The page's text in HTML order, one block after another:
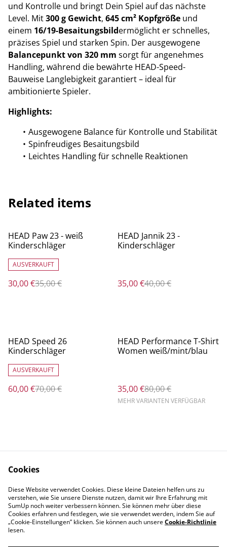
und Kontrolle und bringt Dein Spiel auf das nächste
Level. Mit300 g Gewicht, 645 cm² Kopfgröße und
einem 16/19-Besaitungsbildermöglicht er schnelles,
präzises Spiel und starken Spin. Der ausgewogene
Balancepunkt von 320 mm sorgt für angenehmes
Handling, während die bewährte HEAD-Speed-
Bauweise Langlebigkeit garantiert – ideal für
ambitionierte Spieler.
Highlights:
Ausgewogene Balance für Kontrolle und Stabilität
Spinfreudiges Besaitungsbild
Leichtes Handling für schnelle Reaktionen
Related items
%
HEAD Paw 23 - weiß
Kinderschläger
AUSVERKAUFT
30,00 €35,00 €
%
HEAD Jannik 23 -
Kinderschläger
35,00 €40,00 €
%
HEAD Speed 26
Kinderschläger
AUSVERKAUFT
60,00 €70,00 €
%
HEAD Performance T-Shirt
Women weiß/mint/blau
35,00 €80,00 €
MEHR VARIANTEN VERFÜGBAR
Bestimmungen
ungen von SumUp
Cookie-Richtlinie
Cookies
Diese Website verwendet Cookies. Diese kleine Dateien helfen uns zu
verstehen, wie Sie unsere Dienste nutzen, damit wir Ihre Erfahrung mit
SumUp noch weiter verbessern können. Sie können mehr über diese
Cookies erfahren und festlegen, wie sie verwendet werden, indem Sie auf
„Cookie-Einstellungen” klicken. Sie können auch unsereCookie-Richtlinie
lesen.